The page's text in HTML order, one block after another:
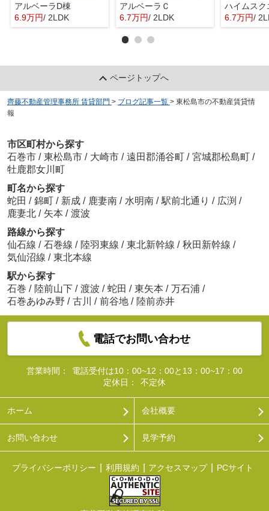
アルベーラD棟
6.9万円/ 2LDK
アルベーラＣ
6.7万円/ 2LDK 6.7万円/
ページトップへ
齊藤不動産管理事務所 賃貸部門 > ブログ記事一覧 > 東松島市の不動産賃貸情
報
市区町村から探す
石巻市 / 東松島市 / 大崎市 / 遠田郡涌谷町 / 宮城郡松島町 /
牡鹿郡女川町
町名から探す
蛇田 / 錦町 / 新成 / 鹿妻南 / 水明南 / 駅前北通り / 広渕 /
鹿妻北 / 矢本 / 渡波
路線から探す
仙石線 / 石巻線 / 陸羽東線 / 東北新幹線 / 秋田新幹線 /
気仙沼線 / 東北本線
駅から探す
石巻 / 陸前山下 / 渡波 / 蛇田 / 東矢本 / 万石浦 /
石巻あゆみ野 / 古川 / 前谷地 / 陸前赤井
電話でお問い合わせ
営業時間：
電話受付は10：00~12：00と13：00~17：00
定休日：
不定休
ホーム 会社概要
お問い合わせ 見学予約
プライバシーポリシー 利用規約 アクセスマップ PCサイト